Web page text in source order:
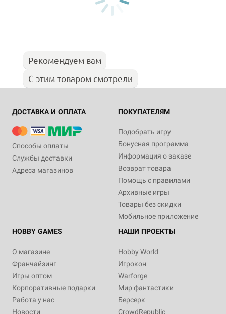
Рекомендуем вам
С этим товаром смотрели
ДОСТАВКА И ОПЛАТА
Способы оплаты
Службы доставки
Адреса магазинов
ПОКУПАТЕЛЯМ
Подобрать игру
Бонусная программа
Информация о заказе
Возврат товара
Помощь с правилами
Архивные игры
Товары без скидки
Мобильное приложение
HOBBY GAMES
О магазине
Франчайзинг
Игры оптом
Корпоративные подарки
Работа у нас
Новости
НАШИ ПРОЕКТЫ
Hobby World
Игрокон
Warforge
Мир фантастики
Берсерк
CrowdRepublic